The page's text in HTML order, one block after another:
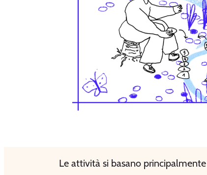
Le attività si basano principalmente